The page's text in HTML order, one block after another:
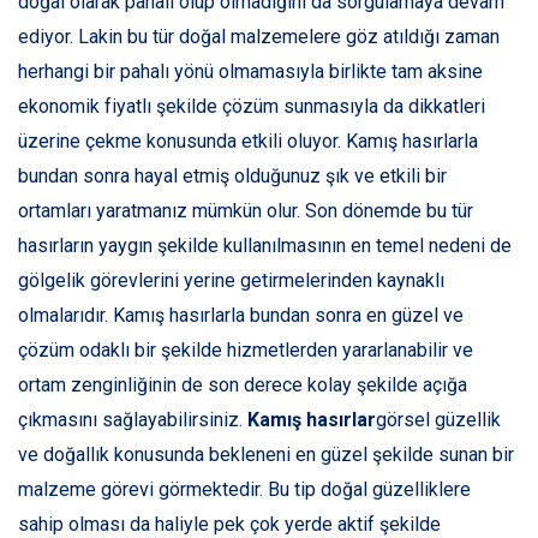
ediyor. Lakin bu tür doğal malzemelere göz atıldığı zaman
herhangi bir pahalı yönü olmamasıyla birlikte tam aksine
ekonomik fiyatlı şekilde çözüm sunmasıyla da dikkatleri
üzerine çekme konusunda etkili oluyor. Kamış hasırlarla
bundan sonra hayal etmiş olduğunuz şık ve etkili bir
ortamları yaratmanız mümkün olur. Son dönemde bu tür
hasırların yaygın şekilde kullanılmasının en temel nedeni de
gölgelik görevlerini yerine getirmelerinden kaynaklı
olmalarıdır. Kamış hasırlarla bundan sonra en güzel ve
çözüm odaklı bir şekilde hizmetlerden yararlanabilir ve
ortam zenginliğinin de son derece kolay şekilde açığa
çıkmasını sağlayabilirsiniz. Kamış hasırlargörsel güzellik
ve doğallık konusunda bekleneni en güzel şekilde sunan bir
malzeme görevi görmektedir. Bu tip doğal güzelliklere
sahip olması da haliyle pek çok yerde aktif şekilde